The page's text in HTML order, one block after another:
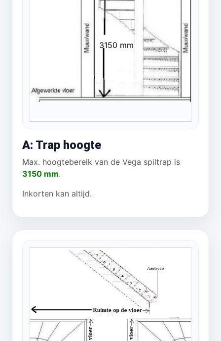
3150 mm
A: Trap hoogte
Max. hoogtebereik van de Vega spiltrap is
3150 mm.
Inkorten kan altijd.